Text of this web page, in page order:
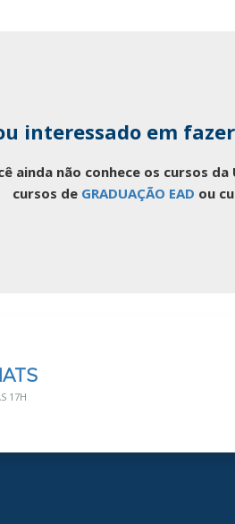
interessado em
ainda não conhece os cursos
cursos de GRADUAÇÃO EAD ou
17H